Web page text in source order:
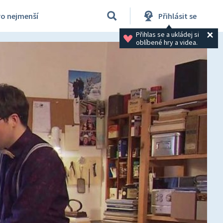
nejmenší Přihlásit se
Přihlas se a ukládej si
oblíbené hry a videa.